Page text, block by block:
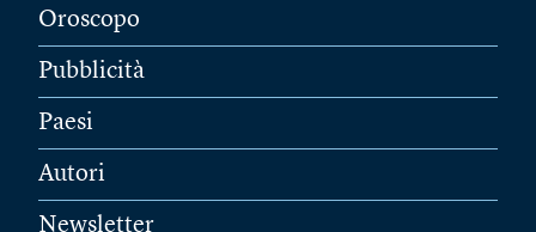
Oroscopo
Pubblicità
Paesi
Autori
Newsletter